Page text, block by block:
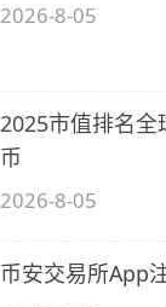
2026-8-05
2025市值排名
币
2026-8-05
币安交易所App